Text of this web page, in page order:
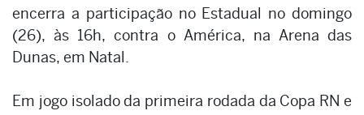
encerra a participação no Estadual no domingo
(26), às 16h, contra o América, na Arena das
Dunas, em Natal.
Em jogo isolado da primeira rodada da Copa RN e